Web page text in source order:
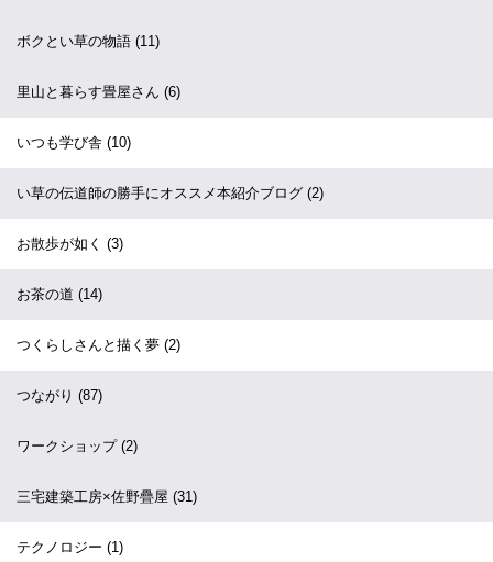
ボクとい草の物語 (11)
里山と暮らす畳屋さん (6)
いつも学び舎 (10)
い草の伝道師の勝手にオススメ本紹介ブログ (2)
お散歩が如く (3)
お茶の道 (14)
つくらしさんと描く夢 (2)
つながり (87)
ワークショップ (2)
三宅建築工房×佐野疊屋 (31)
テクノロジー (1)